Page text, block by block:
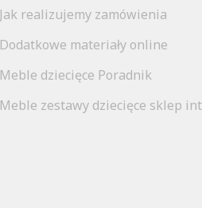
Jak realizujemy zamówienia
Dodatkowe materiały online
Meble dziecięce Poradnik
Meble zestawy dziecięce sklep